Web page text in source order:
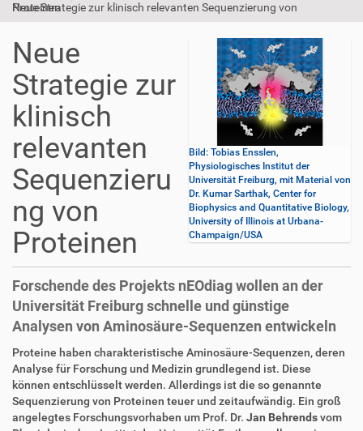
Neue Strategie zur klinisch relevanten Sequenzierung von Proteinen
Bild: Tobias Ensslen,
Physiologisches Institut der
Universität Freiburg, mit Material von
Dr. Kumar Sarthak, Center for
Biophysics and Quantitative Biology,
University of Illinois at Urbana-
Champaign/USA
Neue
Strategie zur
klinisch
relevanten
Sequenzieru
ng von
Proteinen
Forschende des Projekts nEOdiag wollen an der
Universität Freiburg schnelle und günstige
Analysen von Aminosäure-Sequenzen entwickeln
Proteine haben charakteristische Aminosäure-Sequenzen, deren
Analyse für Forschung und Medizin grundlegend ist. Diese
können entschlüsselt werden. Allerdings ist die so genannte
Sequenzierung von Proteinen teuer und zeitaufwändig. Ein groß
angelegtes Forschungsvorhaben um Prof. Dr. Jan Behrendsvom